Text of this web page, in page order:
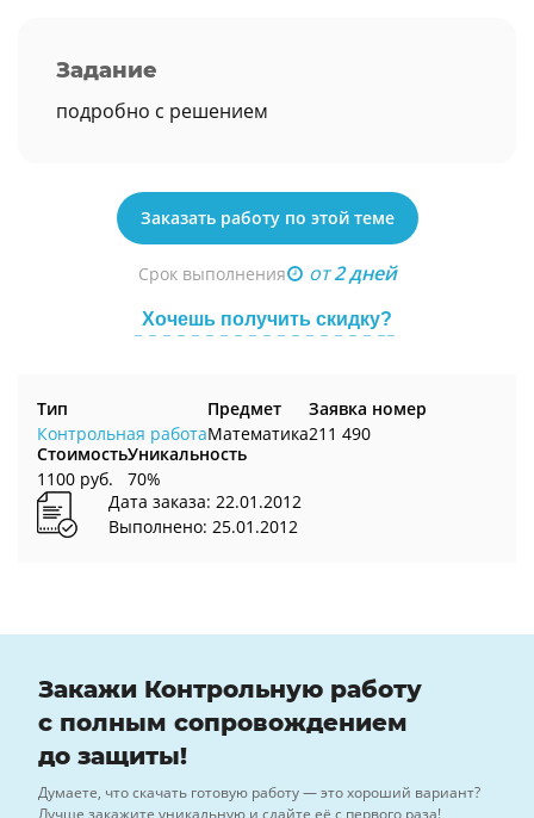
Задание
подробно с решением
Заказать работу по этой теме
Срок выполнения от2 дней
Хочешь получить скидку?
Тип
Контрольная работа
Предмет
Математика
Заявка номер
211 490
Стоимость
1100 руб.
Уникальность
70%
Дата заказа: 22.01.2012
Выполнено: 25.01.2012
Закажи Контрольную работу
с полным сопровождением
до защиты!
Думаете, что скачать готовую работу — это хороший вариант?
Лучше закажите уникальную и сдайте её с первого раза!